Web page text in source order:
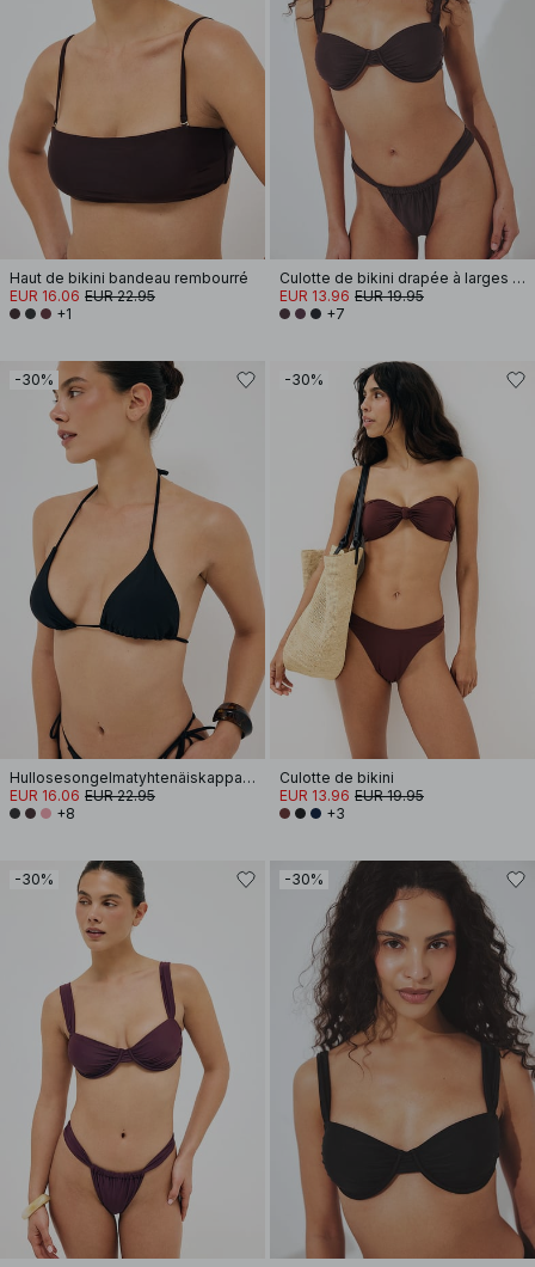
Haut de bikini bandeau rembourré
EUR 16.06 EUR 22.95
+1
Culotte de bikini drapée à larges bretelles
EUR 13.96 EUR 19.95
+7
-30%
Hullosesongelmatyhtenäiskappaleisetäbikinisylipääntyönkelaoppäälle
EUR 16.06 EUR 22.95
+8
-30%
Culotte de bikini
EUR 13.96 EUR 19.95
+3
-30% -30%